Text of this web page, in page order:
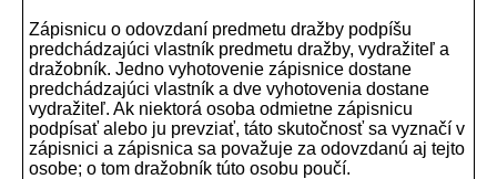
Zápisnicu o odovzdaní predmetu dražby podpíšu
predchádzajúci vlastník predmetu dražby, vydražiteľ a
dražobník. Jedno vyhotovenie zápisnice dostane
predchádzajúci vlastník a dve vyhotovenia dostane
vydražiteľ. Ak niektorá osoba odmietne zápisnicu
podpísať alebo ju prevziať, táto skutočnosť sa vyznačí v
zápisnici a zápisnica sa považuje za odovzdanú aj tejto
osobe; o tom dražobník túto osobu poučí.